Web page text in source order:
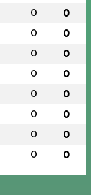
0 0
0 0
0 0
0 0
0 0
0 0
0 0
0 0